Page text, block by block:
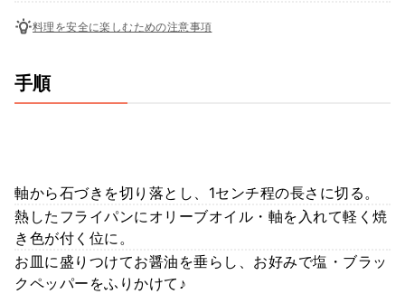
料理を安全に楽しむための注意事項
手順
軸から石づきを切り落とし、1センチ程の長さに切る。
熱したフライパンにオリーブオイル・軸を入れて軽く焼
き色が付く位に。
お皿に盛りつけてお醤油を垂らし、お好みで塩・ブラッ
クペッパーをふりかけて♪